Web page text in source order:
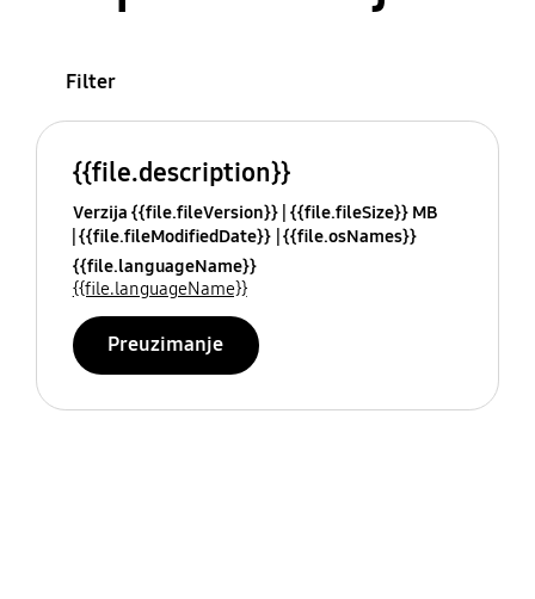
Filter
{{file.description}}
Verzija {{file.fileVersion}} {{file.fileSize}} MB
{{file.fileModifiedDate}} {{file.osNames}}
{{file.languageName}}
{{file.languageName}}
Preuzimanje